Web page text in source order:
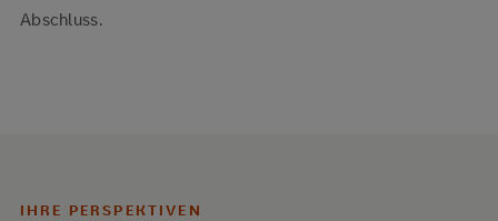
Abschluss.
IHRE PERSPEKTIVEN